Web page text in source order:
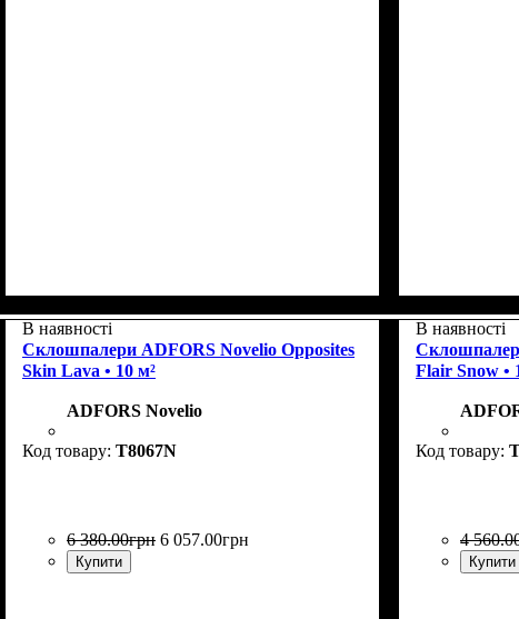
В наявності
Склошпалери ADFORS Novelio Opposites
Skin Lava • 10 м²
ADFORS Novelio
T8067N
6 380.00грн 6 057.00грн
Купити
В наявності
Flair Snow •
4 560.
Купити